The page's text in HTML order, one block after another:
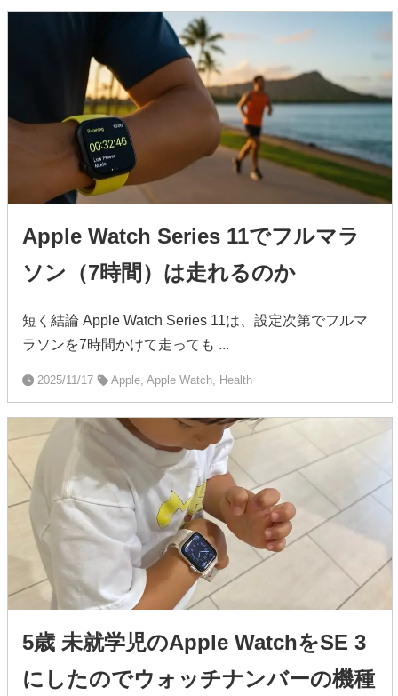
Apple Watch Series 11でフルマラ
ソン（7時間）は走れるのか
短く結論 Apple Watch Series 11は、設定次第でフルマ
ラソンを7時間かけて走っても ...
2025/11/17 Apple, Apple Watch, Health
5歳 未就学児のApple WatchをSE 3
にしたのでウォッチナンバーの機種